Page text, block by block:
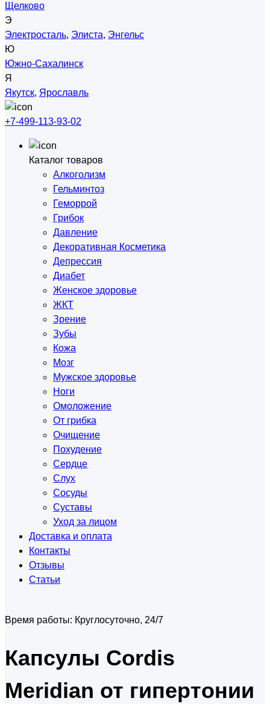
Щелково
Э
Электросталь, Элиста, Энгельс
Ю
Южно-Сахалинск
Я
Якутск, Ярославль
+7-499-113-93-02
Каталог товаров
Алкоголизм
Гельминтоз
Геморрой
Грибок
Давление
Декоративная Косметика
Депрессия
Диабет
Женское здоровье
ЖКТ
Зрение
Зубы
Кожа
Мозг
Мужское здоровье
Ноги
Омоложение
От грибка
Очищение
Похудение
Сердце
Слух
Сосуды
Суставы
Уход за лицом
Доставка и оплата
Контакты
Отзывы
Статьи
Время работы: Круглосуточно, 24/7
Капсулы Cordis
Meridian от гипертонии